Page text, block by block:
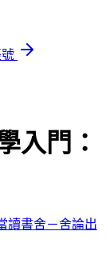
入門：
讀書舍－舍論出